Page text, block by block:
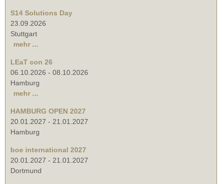
S14 Solutions Day
23.09.2026
Stuttgart
mehr ...
LEaT con 26
06.10.2026 - 08.10.2026
Hamburg
mehr ...
HAMBURG OPEN 2027
20.01.2027 - 21.01.2027
Hamburg
boe international 2027
20.01.2027 - 21.01.2027
Dortmund